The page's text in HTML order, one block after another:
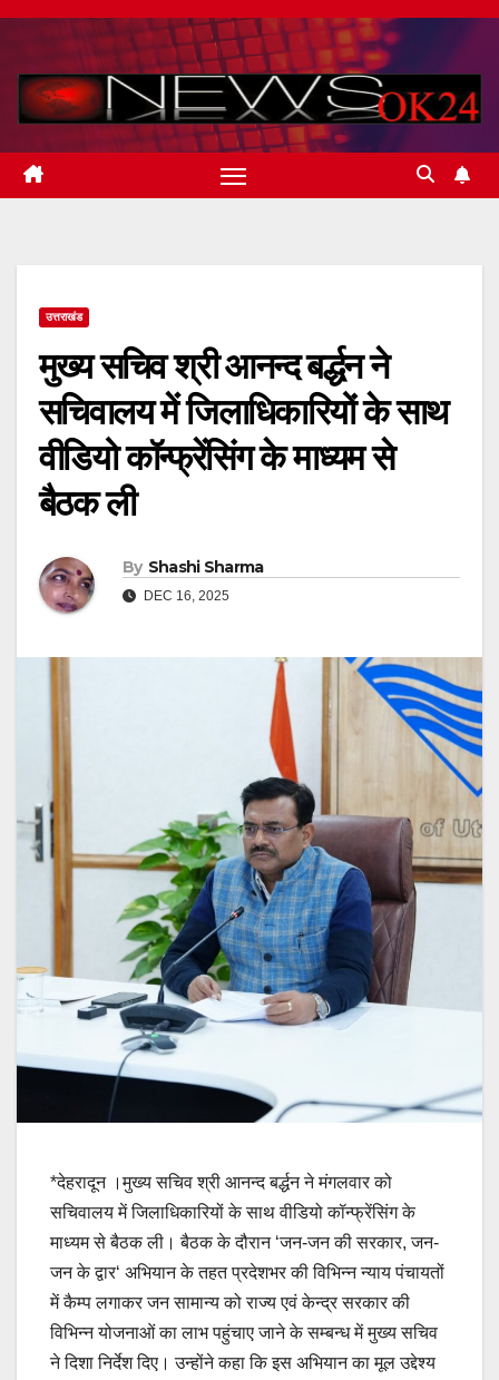
Skip
content
उत्तराखंड
मुख्य सचिव श्री आनन्द बर्द्धन ने
सचिवालय में जिलाधिकारियों के साथ
वीडियो कॉन्फ्रेंसिंग के माध्यम से
बैठक ली
By Shashi Sharma
DEC 16, 2025
*देहरादून ।मुख्य सचिव श्री आनन्द बर्द्धन ने मंगलवार को
सचिवालय में जिलाधिकारियों के साथ वीडियो कॉन्फ्रेंसिंग के
माध्यम से बैठक ली। बैठक के दौरान ‘जन-जन की सरकार, जन-
जन के द्वार‘ अभियान के तहत प्रदेशभर की विभिन्न न्याय पंचायतों
में कैम्प लगाकर जन सामान्य को राज्य एवं केन्द्र सरकार की
विभिन्न योजनाओं का लाभ पहुंचाए जाने के सम्बन्ध में मुख्य सचिव
ने दिशा निर्देश दिए। उन्होंने कहा कि इस अभियान का मूल उद्देश्य